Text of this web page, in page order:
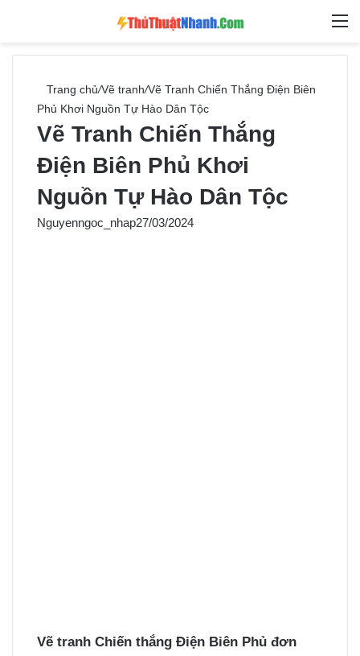
Tìm
Trang chủ/Vẽ tranh/Vẽ Tranh Chiến Thắng Điện Biên
Phủ Khơi Nguồn Tự Hào Dân Tộc
Vẽ Tranh Chiến Thắng
Điện Biên Phủ Khơi
Nguồn Tự Hào Dân Tộc
Nguyenngoc_nhap27/03/2024
Vẽ tranh Chiến thắng Điện Biên Phủ đơn